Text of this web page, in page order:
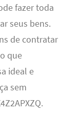
fazer toda
seus bens.
de contratar
que
ideal e
sem